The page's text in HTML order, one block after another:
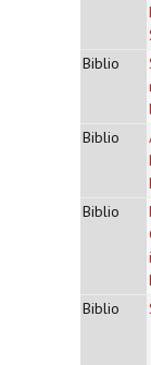
Biblio
Biblio
Biblio
Biblio